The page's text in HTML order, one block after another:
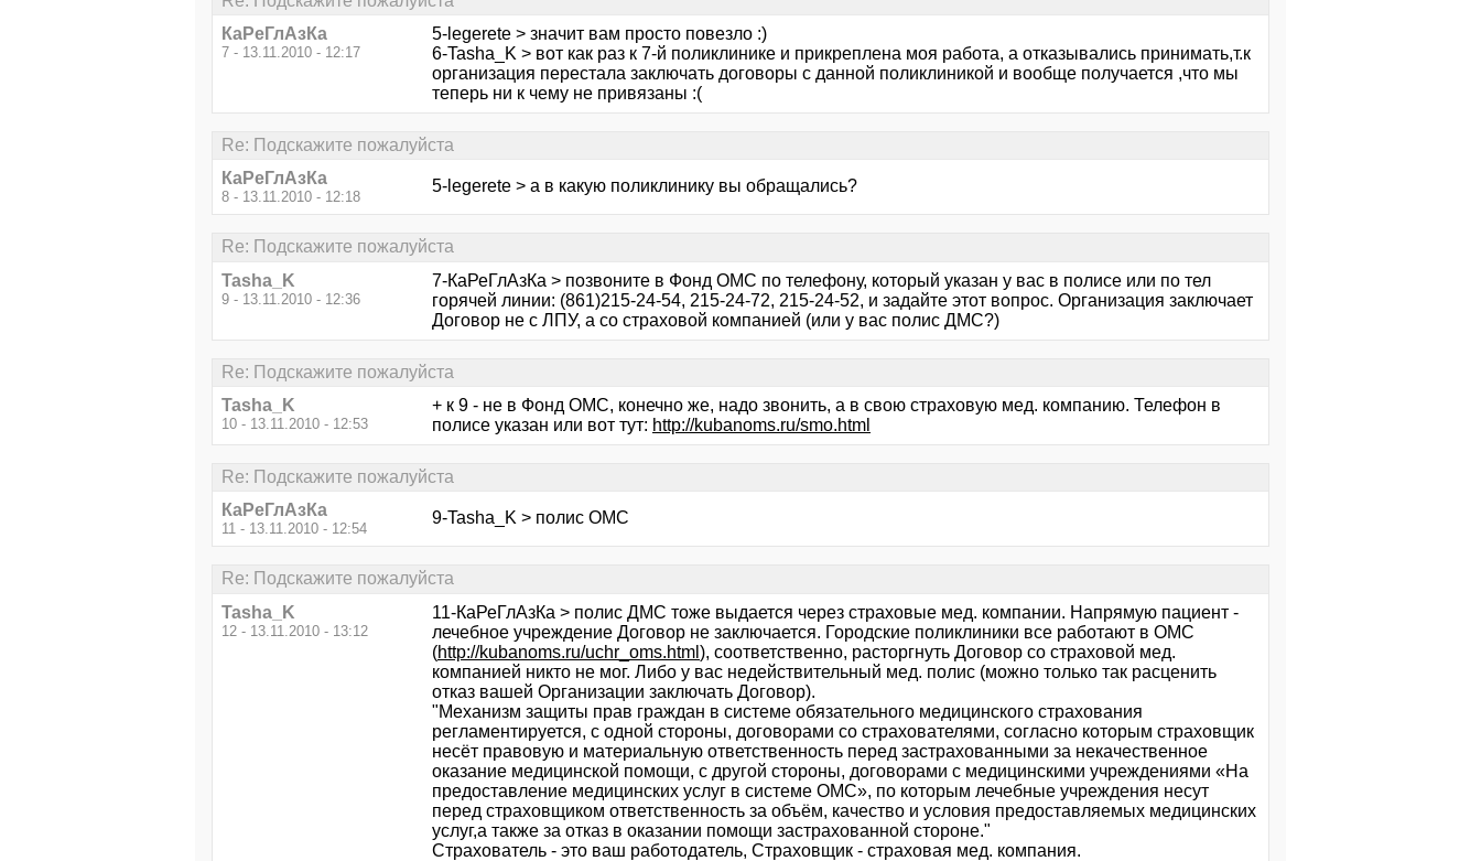
КаРеГлАзКа
7 - 13.11.2010 - 12:17
5-legerete > значит вам просто повезло :)
6-Tasha_K > вот как раз к 7-й поликлинике и прикреплена моя работа, а отказывались принимать,т.к
организация перестала заключать договоры с данной поликлиникой и вообще получается ,что мы
теперь ни к чему не привязаны :(
Re: Подскажите пожалуйста
КаРеГлАзКа
8 - 13.11.2010 - 12:18
5-legerete > а в какую поликлинику вы обращались?
Re: Подскажите пожалуйста
Tasha_K
9 - 13.11.2010 - 12:36
7-КаРеГлАзКа > позвоните в Фонд ОМС по телефону, который указан у вас в полисе или по тел
горячей линии: (861)215-24-54, 215-24-72, 215-24-52, и задайте этот вопрос. Организация заключает
Договор не с ЛПУ, а со страховой компанией (или у вас полис ДМС?)
Re: Подскажите пожалуйста
Tasha_K
10 - 13.11.2010 - 12:53
+ к 9 - не в Фонд ОМС, конечно же, надо звонить, а в свою страховую мед. компанию. Телефон в
полисе указан или вот тут: http://kubanoms.ru/smo.html
Re: Подскажите пожалуйста
КаРеГлАзКа
11 - 13.11.2010 - 12:54
9-Tasha_K > полис ОМС
Re: Подскажите пожалуйста
Tasha_K
12 - 13.11.2010 - 13:12
11-КаРеГлАзКа > полис ДМС тоже выдается через страховые мед. компании. Напрямую пациент -
лечебное учреждение Договор не заключается. Городские поликлиники все работают в ОМС
(http://kubanoms.ru/uchr_oms.html ), соответственно, расторгнуть Договор со страховой мед.
компанией никто не мог. Либо у вас недействительный мед. полис (можно только так расценить
отказ вашей Организации заключать Договор).
"Механизм защиты прав граждан в системе обязательного медицинского страхования
регламентируется, с одной стороны, договорами со страхователями, согласно которым страховщик
несёт правовую и материальную ответственность перед застрахованными за некачественное
оказание медицинской помощи, с другой стороны, договорами с медицинскими учреждениями «На
предоставление медицинских услуг в системе ОМС», по которым лечебные учреждения несут
перед страховщиком ответственность за объём, качество и условия предоставляемых медицинских
услуг,а также за отказ в оказании помощи застрахованной стороне."
Страхователь - это ваш работодатель, Страховщик - страховая мед. компания.